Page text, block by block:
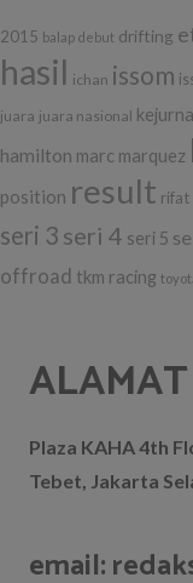
2015 balap debut drifting
hasil ichan issom
juara juara nasional
hamilton marc marquez
position result rifat
seri 3 seri 4 seri 5
offroad tkm racing
Plaza KAHA 4th
Tebet, Jakarta
email: